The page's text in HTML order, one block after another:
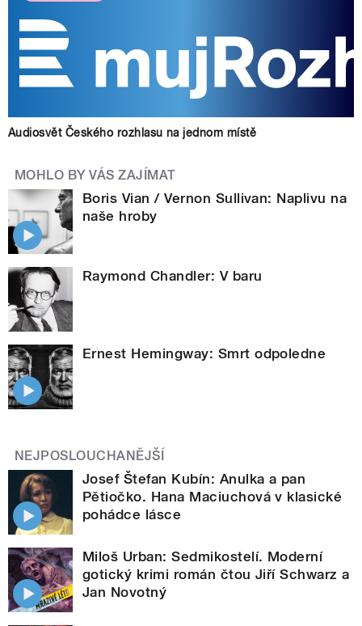
Audiosvět Českého rozhlasu na jednom místě
MOHLO BY VÁS ZAJÍMAT
Boris Vian / Vernon Sullivan: Naplivu na
naše hroby
Raymond Chandler: V baru
Ernest Hemingway: Smrt odpoledne
NEJPOSLOUCHANĚJŠÍ
Josef Štefan Kubín: Anulka a pan
Pětiočko. Hana Maciuchová v klasické
pohádce lásce
Miloš Urban: Sedmikostelí. Moderní
gotický krimi román čtou Jiří Schwarz a
Jan Novotný